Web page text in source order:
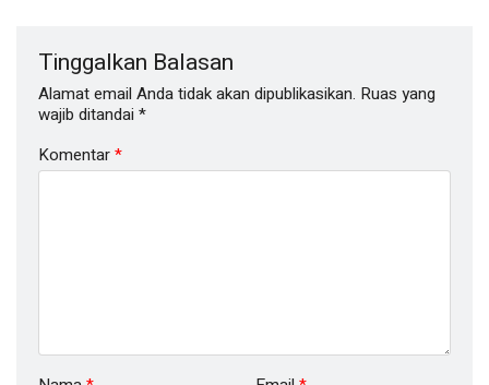
Tinggalkan Balasan
Alamat email Anda tidak akan dipublikasikan. Ruas yang
wajib ditandai *
Komentar*